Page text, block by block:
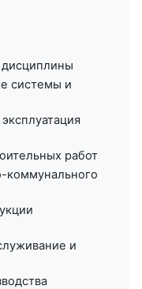
системы и
работ
коммунального
и